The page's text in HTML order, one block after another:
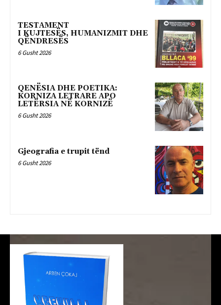
TESTAMENT
I KUJTESËS, HUMANIZMIT DHE
QËNDRESËS
6 Gusht 2026
QENËSIA DHE POETIKA:
KORNIZA LETRARE APO
LETËRSIA NË KORNIZË
6 Gusht 2026
Gjeografia e trupit tënd
6 Gusht 2026